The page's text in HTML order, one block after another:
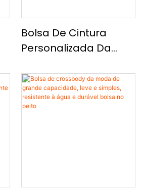
Bolsa De Cintura
Personalizada Da
Capacidade, Com
Interface USB, Bolsa
Torácica À Prova